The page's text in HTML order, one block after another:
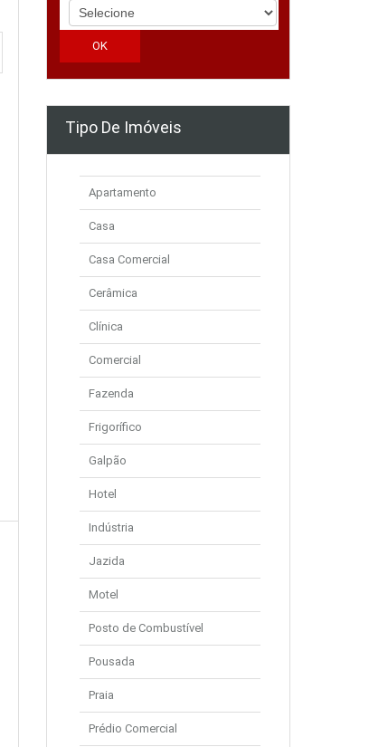
Tipo De Imóveis
Apartamento
Casa
Casa Comercial
Cerâmica
Clínica
Comercial
Fazenda
Frigorífico
Galpão
Hotel
Indústria
Jazida
Motel
Posto de Combustível
Pousada
Praia
Prédio Comercial